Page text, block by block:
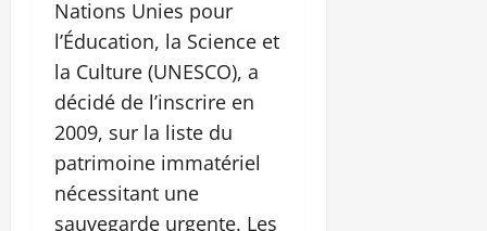
Nations Unies pour
l’Éducation, la Science et
la Culture (UNESCO), a
décidé de l’inscrire en
2009, sur la liste du
patrimoine immatériel
nécessitant une
sauvegarde urgente. Les